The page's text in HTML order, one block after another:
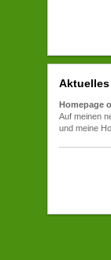
Aktuelles
Homepage
Auf meinen
und meine